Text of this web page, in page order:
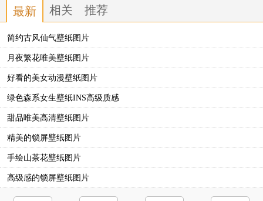
最新 相关 推荐
简约古风仙气壁纸图片
月夜繁花唯美壁纸图片
好看的美女动漫壁纸图片
绿色森系女生壁纸INS高级质感
甜品唯美高清壁纸图片
精美的锁屏壁纸图片
手绘山茶花壁纸图片
高级感的锁屏壁纸图片